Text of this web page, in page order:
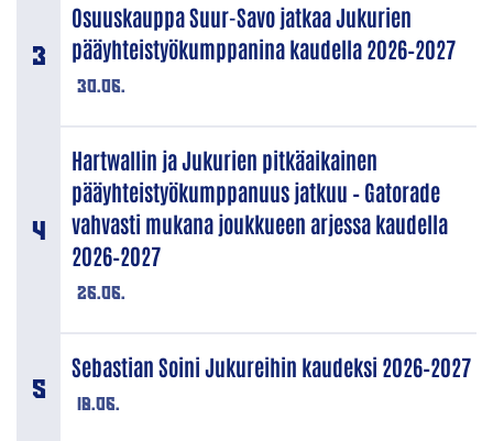
30.06.
Osuuskauppa Suur-Savo jatkaa Jukurien
pääyhteistyökumppanina kaudella 2026–2027
26.06.
Hartwallin ja Jukurien pitkäaikainen
pääyhteistyökumppanuus jatkuu – Gatorade
vahvasti mukana joukkueen arjessa kaudella
2026–2027
18.06.
Sebastian Soini Jukureihin kaudeksi 2026–2027